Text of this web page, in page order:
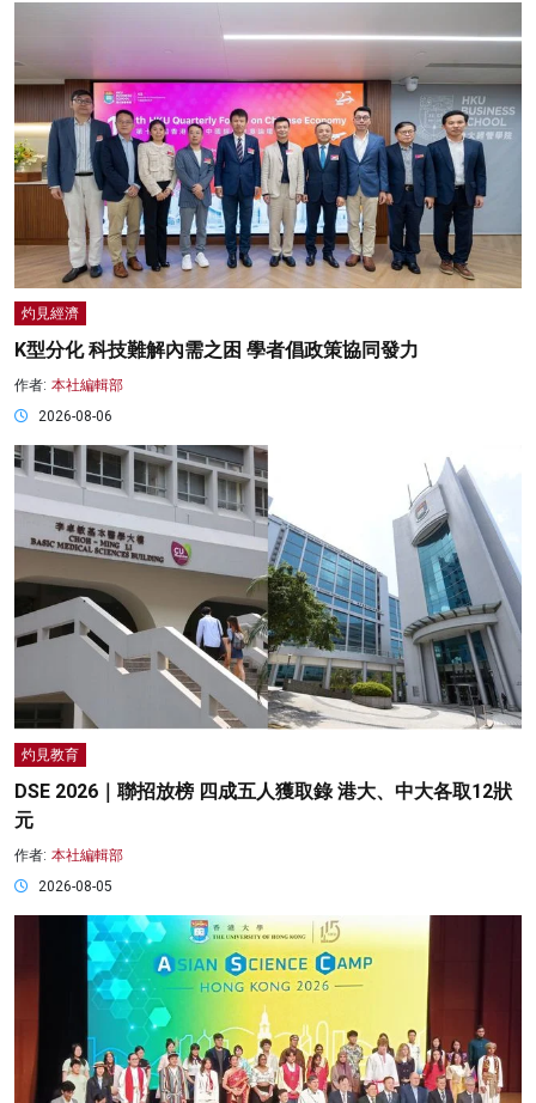
灼見經濟
K型分化 科技難解內需之困 學者倡政策協同發力
作者: 本社編輯部
2026-08-06
灼見教育
DSE 2026｜聯招放榜 四成五人獲取錄 港大、中大各取12狀
元
作者: 本社編輯部
2026-08-05